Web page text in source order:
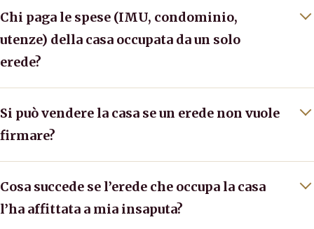
Chi paga le spese (IMU, condominio,
utenze) della casa occupata da un solo
erede?
Si può vendere la casa se un erede non vuole
firmare?
Cosa succede se l’erede che occupa la casa
l’ha affittata a mia insaputa?